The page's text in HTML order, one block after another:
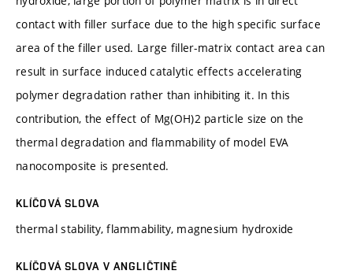
contact with filler surface due to the high specific surface
area of the filler used. Large filler-matrix contact area can
result in surface induced catalytic effects accelerating
polymer degradation rather than inhibiting it. In this
contribution, the effect of Mg(OH)2 particle size on the
thermal degradation and flammability of model EVA
nanocomposite is presented.
KLÍČOVÁ SLOVA
thermal stability, flammability, magnesium hydroxide
KLÍČOVÁ SLOVA V ANGLIČTINĚ